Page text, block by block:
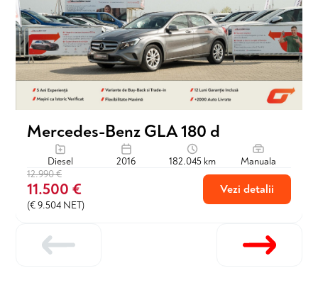
Mercedes-Benz GLA 180 d
Diesel 2016 182.045 km
Manuala
12.990 €
11.500 €
(€ 9.504 NET)
Vezi detalii